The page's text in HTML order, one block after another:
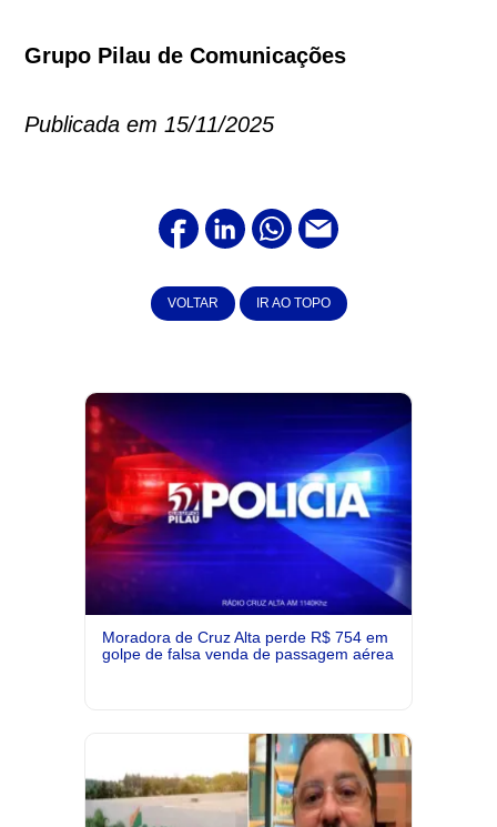
Grupo Pilau de Comunicações
Publicada em 15/11/2025
VOLTAR IR AO TOPO
Moradora de Cruz Alta perde R$ 754 em
golpe de falsa venda de passagem aérea